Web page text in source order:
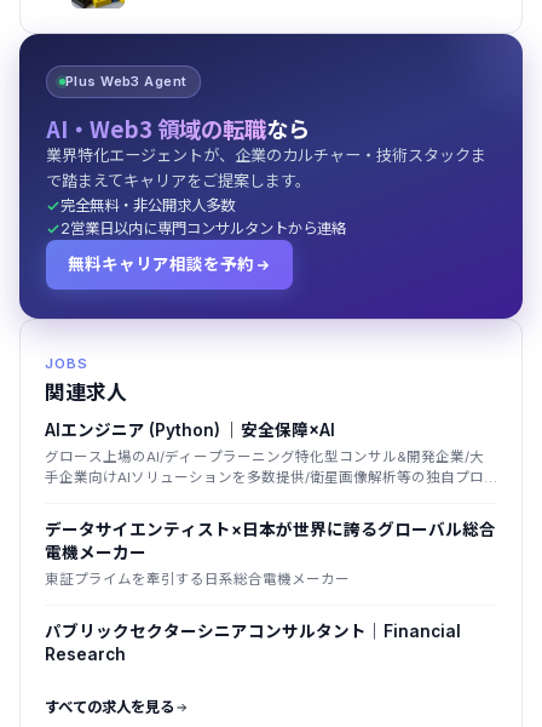
Plus Web3 Agent
AI・Web3 領域の転職なら
業界特化エージェントが、企業のカルチャー・技術スタックま
で踏まえてキャリアをご提案します。
完全無料・非公開求人多数
2営業日以内に専門コンサルタントから連絡
無料キャリア相談を予約
JOBS
関連求人
AIエンジニア (Python) ｜安全保障×AI
グロース上場のAI/ディープラーニング特化型コンサル&開発企業/大
手企業向けAIソリューションを多数提供/衛星画像解析等の独自プロ
データサイエンティスト×日本が世界に誇るグローバル総合
電機メーカー
東証プライムを牽引する日系総合電機メーカー
パブリックセクターシニアコンサルタント│Financial
Research
すべての求人を見る